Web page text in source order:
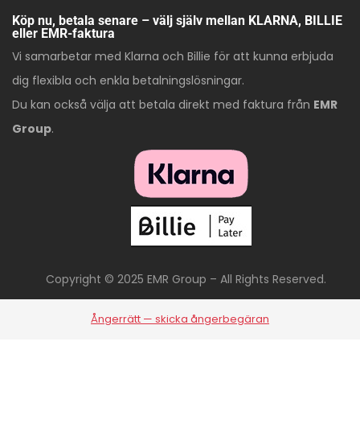
Köp nu, betala senare – välj själv mellan KLARNA, BILLIE
eller EMR-faktura
Vi samarbetar med Klarna och Billie för att kunna erbjuda
dig flexibla och enkla betalningslösningar.
Du kan också välja att betala direkt med faktura från EMR
Group.
Copyright © 2025 EMR Group – All Rights Reserved.
Ångerrätt — skicka ångerbegäran